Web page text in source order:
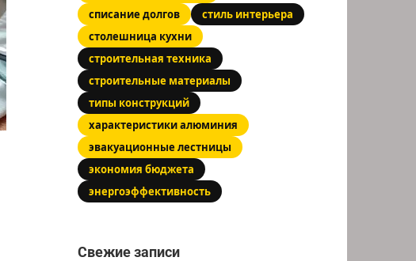
списание долгов
стиль интерьера
столешница кухни
строительная техника
строительные материалы
типы конструкций
характеристики алюминия
эвакуационные лестницы
экономия бюджета
энергоэффективность
Свежие записи